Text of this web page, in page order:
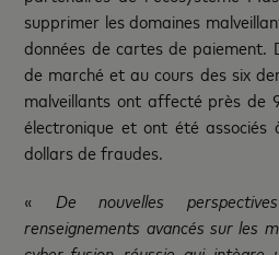
supprimer les domaines
données de cartes de paiement.
de marché et au cours des six
malveillants ont affecté près de
électronique et ont été associés
dollars de fraudes.
« De nouvelles
renseignements avancés sur les